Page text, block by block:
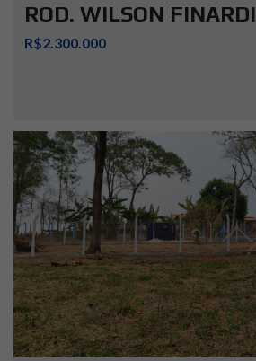
ROD. WILSON FINARDI
R$2.300.000